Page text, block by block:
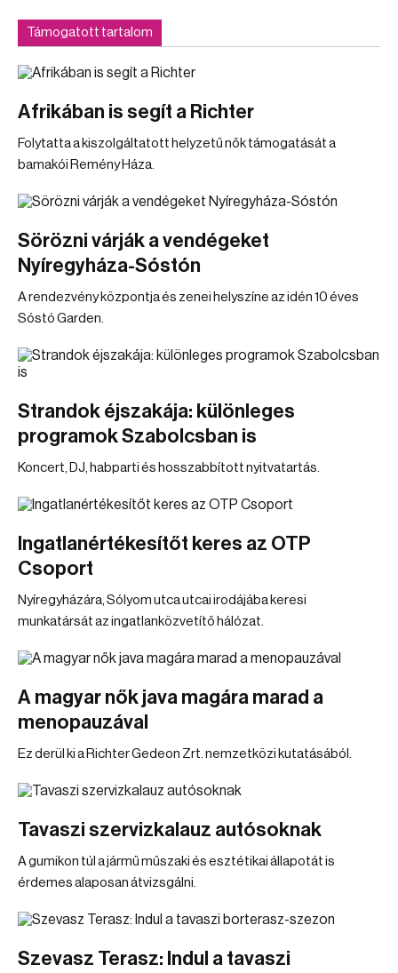
Támogatott tartalom
Afrikában is segít a Richter
Folytatta a kiszolgáltatott helyzetű nők támogatását a
bamakói Remény Háza.
Sörözni várják a vendégeket
Nyíregyháza-Sóstón
A rendezvény központja és zenei helyszíne az idén 10 éves
Sóstó Garden.
Strandok éjszakája: különleges
programok Szabolcsban is
Koncert, DJ, habparti és hosszabbított nyitvatartás.
Ingatlanértékesítőt keres az OTP
Csoport
Nyíregyházára, Sólyom utca utcai irodájába keresi
munkatársát az ingatlanközvetítő hálózat.
A magyar nők java magára marad a
menopauzával
Ez derül ki a Richter Gedeon Zrt. nemzetközi kutatásából.
Tavaszi szervizkalauz autósoknak
A gumikon túl a jármű műszaki és esztétikai állapotát is
érdemes alaposan átvizsgálni.
Szevasz Terasz: Indul a tavaszi